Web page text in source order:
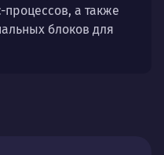
а также
блоков для